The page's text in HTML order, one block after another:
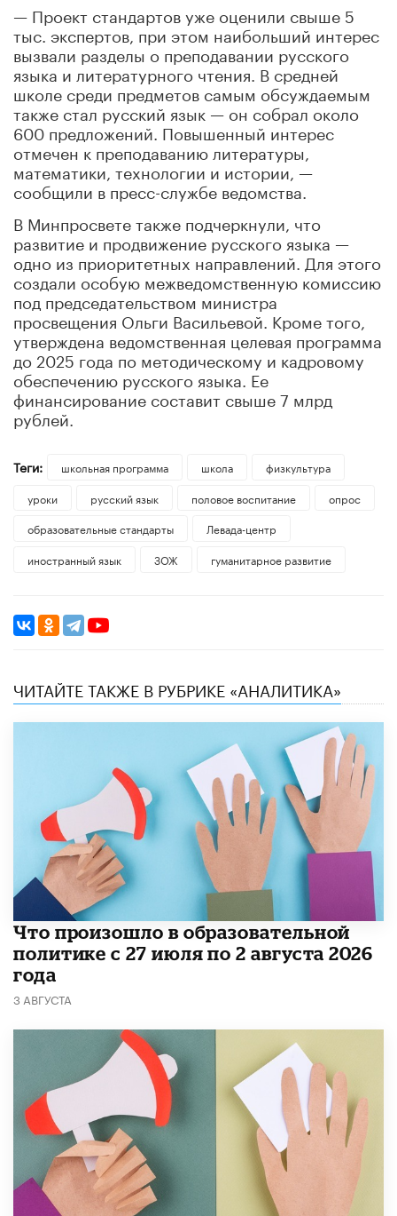
— Проект стандартов уже оценили свыше 5
тыс. экспертов, при этом наибольший интерес
вызвали разделы о преподавании русского
языка и литературного чтения. В средней
школе среди предметов самым обсуждаемым
также стал русский язык — он собрал около
600 предложений. Повышенный интерес
отмечен к преподаванию литературы,
математики, технологии и истории, —
сообщили в пресс-службе ведомства.
В Минпросвете также подчеркнули, что
развитие и продвижение русского языка —
одно из приоритетных направлений. Для этого
создали особую межведомственную комиссию
под председательством министра
просвещения Ольги Васильевой. Кроме того,
утверждена ведомственная целевая программа
до 2025 года по методическому и кадровому
обеспечению русского языка. Ее
финансирование составит свыше 7 млрд
рублей.
Теги: школьная программа школа
физкультура
уроки
русский язык половое воспитание
опрос
образовательные стандарты
Левада-центр
иностранный язык
ЗОЖ гуманитарное развитие
ЧИТАЙТЕ ТАКЖЕ В РУБРИКЕ «АНАЛИТИКА»
​Что произошло в образовательной
политике с 27 июля по 2 августа 2026
года
3 АВГУСТА